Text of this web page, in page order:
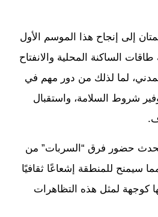
إلى إنجاح هذا الموسم الأول
الساكنة المحلية والانفتاح
لما لذلك من دور مهم في
شروط السلامة، واستقبال
حضور فرق “السربات” من
سيمنح للمنطقة إشعاعًا ثقافيًا
كوجهة لمثل هذه التظاهرات